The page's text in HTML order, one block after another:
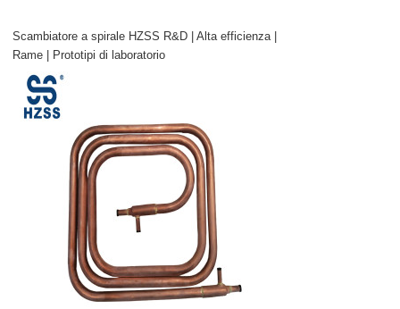
Scambiatore a spirale HZSS R&D | Alta efficienza |
Rame | Prototipi di laboratorio